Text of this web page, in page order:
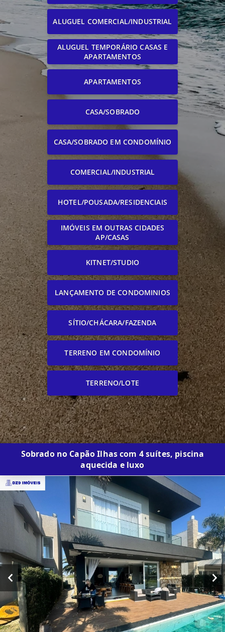
ALUGUEL COMERCIAL/INDUSTRIAL
ALUGUEL TEMPORÁRIO CASAS E
APARTAMENTOS
APARTAMENTOS
CASA/SOBRADO
CASA/SOBRADO EM CONDOMÍNIO
COMERCIAL/INDUSTRIAL
HOTEL/POUSADA/RESIDENCIAIS
IMÓVEIS EM OUTRAS CIDADES
AP/CASAS
KITNET/STUDIO
LANÇAMENTO DE CONDOMINIOS
SÍTIO/CHÁCARA/FAZENDA
TERRENO EM CONDOMÍNIO
TERRENO/LOTE
Sobrado no Capão Ilhas com 4 suítes, piscina
aquecida e luxo